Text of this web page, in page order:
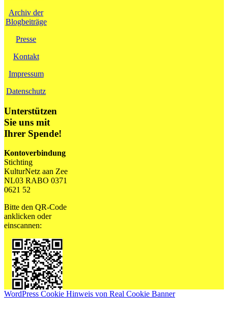
Archiv der
Blogbeiträge
Presse
Kontakt
Impressum
Datenschutz
Unterstützen
Sie uns mit
Ihrer Spende!
Kontoverbindung
Stichting
KulturNetz aan Zee
NL03 RABO 0371
0621 52
Bitte den QR-Code
anklicken oder
einscannen:
WordPress Cookie Hinweis von Real Cookie Banner